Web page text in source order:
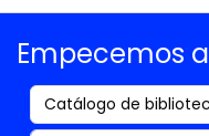
Empecemos a